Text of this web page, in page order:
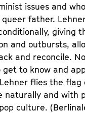
issues and
father.
giving
and outbursts,
and reconcile.
get to know and
flies the flag
naturally and with
culture.